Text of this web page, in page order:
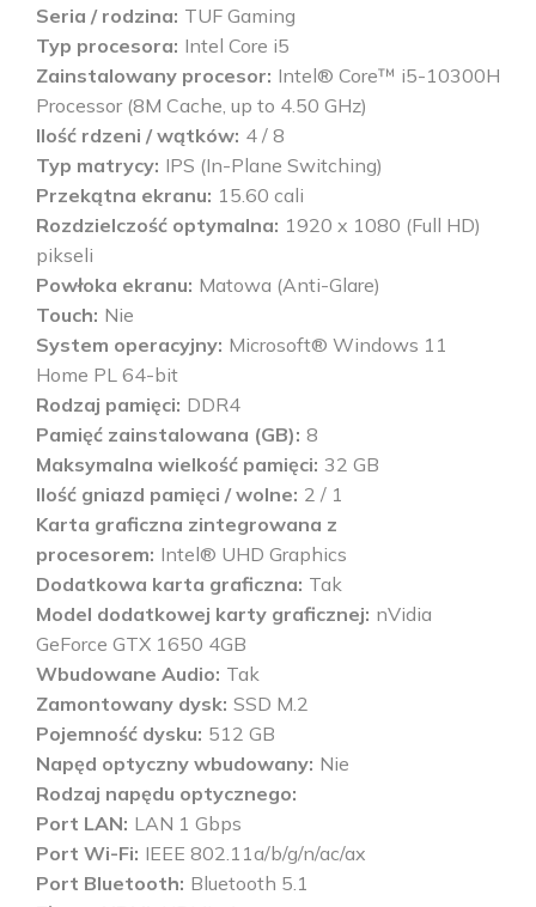
Seria / rodzina TUF Gaming
Typ procesora Intel Core i5
Zainstalowany procesor Intel® Core™ i5-10300H
Processor (8M Cache, up to 4.50 GHz)
Ilość rdzeni / wątków 4 / 8
Typ matrycy IPS (In-Plane Switching)
Przekątna ekranu 15.60 cali
Rozdzielczość optymalna 1920 x 1080 (Full HD)
pikseli
Powłoka ekranu Matowa (Anti-Glare)
Touch Nie
System operacyjny Microsoft® Windows 11
Home PL 64-bit
Rodzaj pamięci DDR4
Pamięć zainstalowana (GB) 8
Maksymalna wielkość pamięci 32 GB
Ilość gniazd pamięci / wolne 2 / 1
Karta graficzna zintegrowana z
procesorem Intel® UHD Graphics
Dodatkowa karta graficzna Tak
Model dodatkowej karty graficznej nVidia
GeForce GTX 1650 4GB
Wbudowane Audio Tak
Zamontowany dysk SSD M.2
Pojemność dysku 512 GB
Napęd optyczny wbudowany Nie
Rodzaj napędu optycznego
Port LAN LAN 1 Gbps
Port Wi-Fi IEEE 802.11a/b/g/n/ac/ax
Port Bluetooth Bluetooth 5.1